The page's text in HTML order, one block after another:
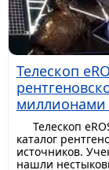
Телескоп
миллионами
Телескоп
каталог
источников.
нашли